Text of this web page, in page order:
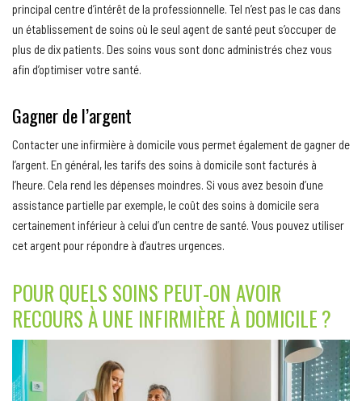
principal centre d’intérêt de la professionnelle. Tel n’est pas le cas dans
un établissement de soins où le seul agent de santé peut s’occuper de
plus de dix patients. Des soins vous sont donc administrés chez vous
afin d’optimiser votre santé.
Gagner de l’argent
Contacter une infirmière à domicile vous permet également de gagner de
l’argent. En général, les tarifs des soins à domicile sont facturés à
l’heure. Cela rend les dépenses moindres. Si vous avez besoin d’une
assistance partielle par exemple, le coût des soins à domicile sera
certainement inférieur à celui d’un centre de santé. Vous pouvez utiliser
cet argent pour répondre à d’autres urgences.
POUR QUELS SOINS PEUT-ON AVOIR
RECOURS À UNE INFIRMIÈRE À DOMICILE ?